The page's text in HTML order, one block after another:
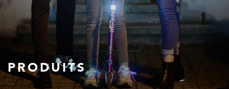
PRODUITS